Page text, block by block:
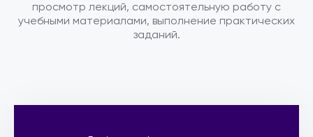
просмотр лекций, самостоятельную работу с
учебными материалами, выполнение практических
заданий.